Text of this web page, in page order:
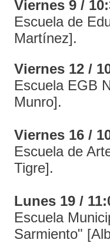
Viernes 9 /
Escuela de
Martínez].
Viernes 12 /
Escuela EGB
Munro].
Viernes 16 /
Escuela de
Tigre].
Lunes 19 /
Escuela
Sarmiento"